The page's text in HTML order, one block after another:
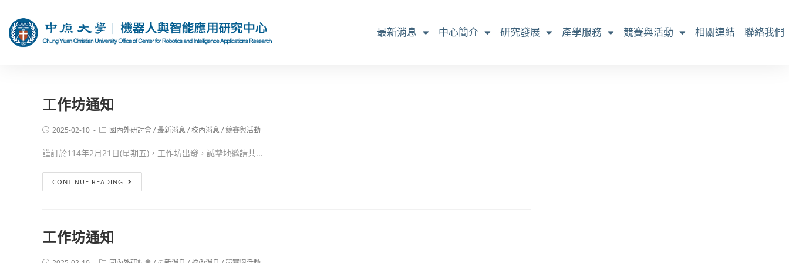
最新消息 中心簡介 研究發展 產學服務 競賽與活動 相關連結 聯絡我們
工作坊通知
2025-02-10 國內外研討會/最新消息 /校內消息 /競賽與活動
謹訂於114年2月21日(星期五)，工作坊出發，誠摯地邀請共...
CONTINUE READING
工作坊通知